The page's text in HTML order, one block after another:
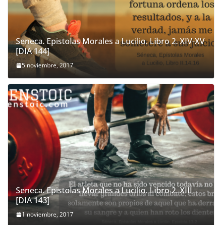
Seneca. Epistolas Morales a Lucilio. Libro 2. XIV-XV
[DIA 144]
5 noviembre, 2017
Seneca. Epistolas Morales a Lucilio. Libro 2. XIII
[DIA 143]
1 noviembre, 2017